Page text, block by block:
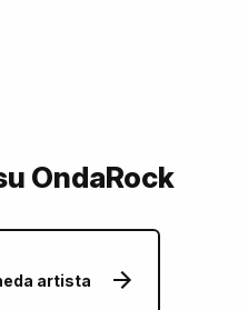
OndaRock
artista